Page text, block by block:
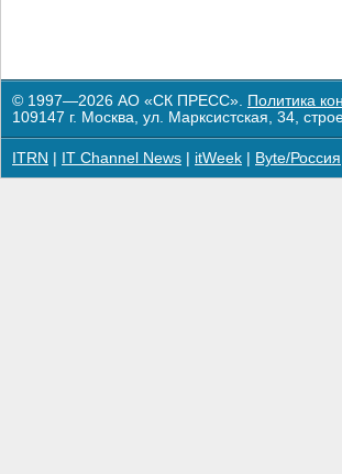
© 1997—2026 АО «СК ПРЕСС». Политика
109147 г. Москва, ул. Марксистская, 34,
ITRN IT Channel News itWeek Byte/Россия